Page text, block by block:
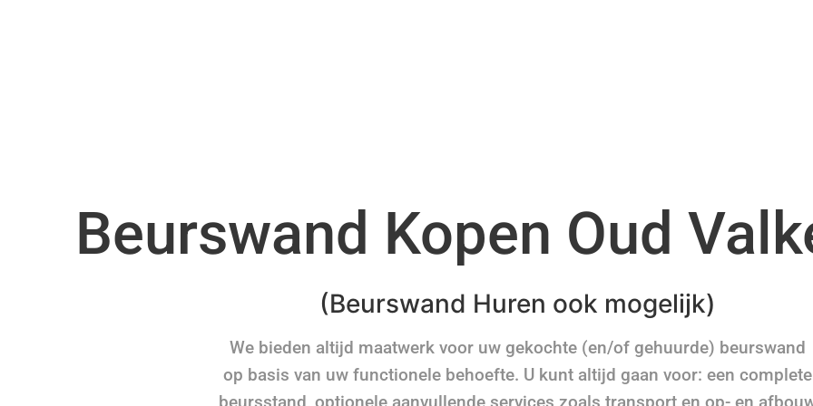
Beurswand Kopen Oud
(Beurswand Huren ook mogelijk)
We bieden altijd maatwerk voor uw gekochte (en/of gehuurde) beurswand
op basis van uw functionele behoefte. U kunt altijd gaan voor: een complete